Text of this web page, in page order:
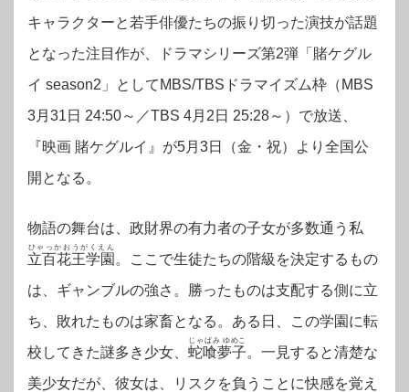
キャラクターと若手俳優たちの振り切った演技が話題
となった注目作が、ドラマシリーズ第2弾「賭ケグル
イ season2」としてMBS/TBSドラマイズム枠（MBS
3月31日 24:50～／TBS 4月2日 25:28～）で放送、
『映画 賭ケグルイ』が5月3日（金・祝）より全国公
開となる。
物語の舞台は、政財界の有力者の子女が多数通う私
立百花王学園
ひゃっかおうがくえん
。ここで生徒たちの階級を決定するもの
は、ギャンブルの強さ。勝ったものは支配する側に立
ち、敗れたものは家畜となる。ある日、この学園に転
校してきた謎多き少女、 蛇喰夢子
じゃばみ ゆめこ
。一見すると清楚な
美少女だが、彼女は、リスクを負うことに快感を覚え